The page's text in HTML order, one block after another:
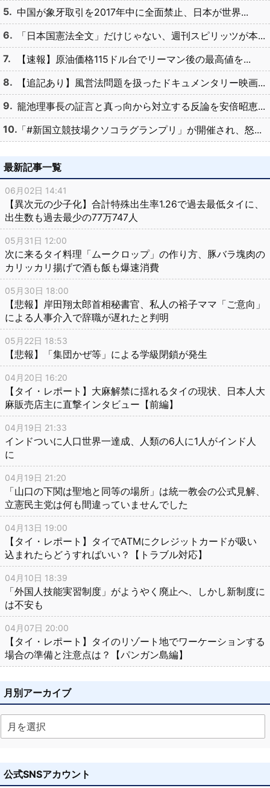
中国が象牙取引を2017年中に全面禁止、日本が世界...
「日本国憲法全文」だけじゃない、週刊スピリッツが本...
【速報】原油価格115ドル台でリーマン後の最高値を...
【追記あり】風営法問題を扱ったドキュメンタリー映画...
籠池理事長の証言と真っ向から対立する反論を安倍昭恵...
「#新国立競技場クソコラグランプリ」が開催され、怒...
最新記事一覧
06月02日 14:41
【異次元の少子化】合計特殊出生率1.26で過去最低タイに、
出生数も過去最少の77万747人
05月31日 12:00
次に来るタイ料理「ムークロップ」の作り方、豚バラ塊肉の
カリッカリ揚げで酒も飯も爆速消費
05月30日 18:00
【悲報】岸田翔太郎首相秘書官、私人の裕子ママ「ご意向」
による人事介入で辞職が遅れたと判明
05月22日 18:53
【悲報】「集団かぜ等」による学級閉鎖が発生
04月20日 16:20
【タイ・レポート】大麻解禁に揺れるタイの現状、日本人大
麻販売店主に直撃インタビュー【前編】
04月19日 21:33
インドついに人口世界一達成、人類の6人に1人がインド人
に
04月19日 21:20
「山口の下関は聖地と同等の場所」は統一教会の公式見解、
立憲民主党は何も間違っていませんでした
04月13日 19:00
【タイ・レポート】タイでATMにクレジットカードが吸い
込まれたらどうすればいい？【トラブル対応】
04月10日 18:39
「外国人技能実習制度」がようやく廃止へ、しかし新制度に
は不安も
04月07日 20:00
【タイ・レポート】タイのリゾート地でワーケーションする
場合の準備と注意点は？【パンガン島編】
月別アーカイブ
公式SNSアカウント